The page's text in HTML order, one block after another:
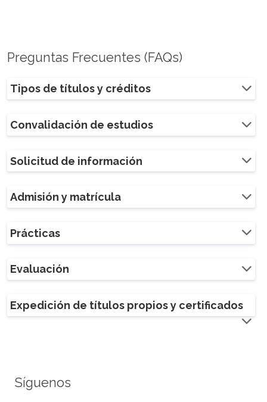
Preguntas Frecuentes (FAQs)
Tipos de títulos y créditos
Convalidación de estudios
Solicitud de información
Admisión y matrícula
Prácticas
Evaluación
Expedición de títulos propios y certificados
Síguenos